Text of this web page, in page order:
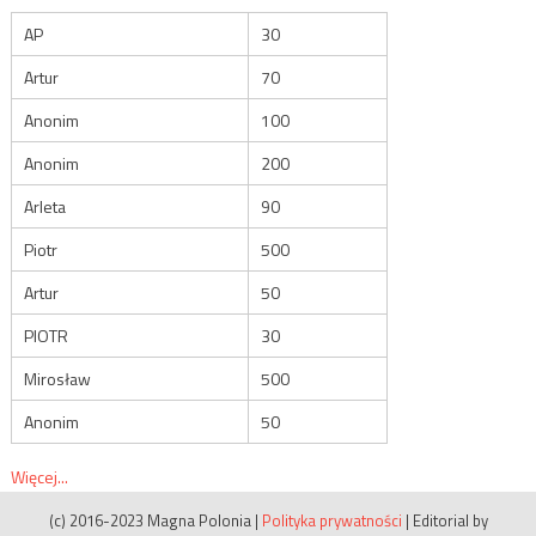
AP
30
Artur
70
Anonim
100
Anonim
200
Arleta
90
Piotr
500
Artur
50
PIOTR
30
Mirosław
500
Anonim
50
Więcej...
(c) 2016-2023 Magna Polonia | Polityka prywatności | Editorial by